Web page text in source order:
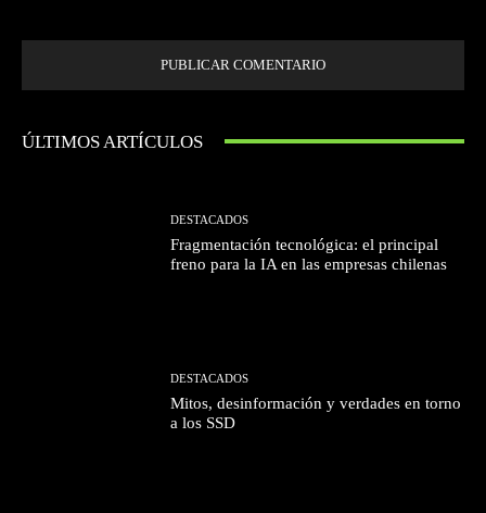
ÚLTIMOS ARTÍCULOS
DESTACADOS
Fragmentación tecnológica: el principal
freno para la IA en las empresas chilenas
DESTACADOS
Mitos, desinformación y verdades en torno
a los SSD